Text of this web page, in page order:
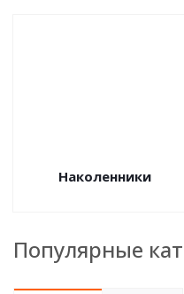
Наколенники
Популярные